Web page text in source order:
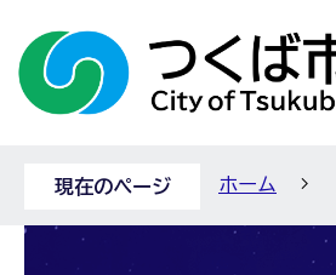
現在のページ ホーム